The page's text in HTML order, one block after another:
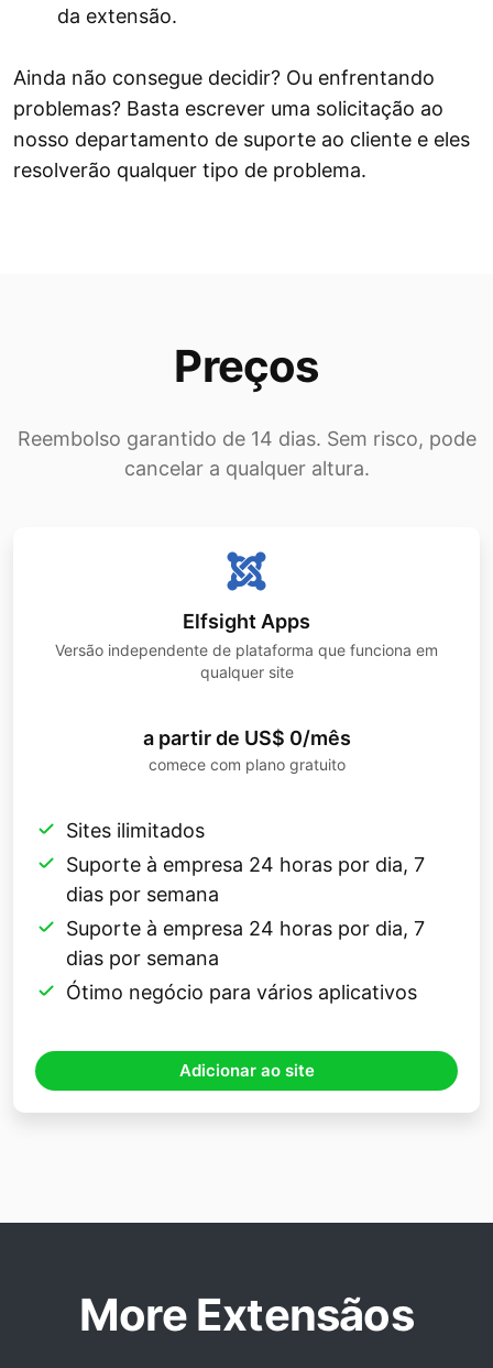
da extensão.
Ainda não consegue decidir? Ou enfrentando
problemas? Basta escrever uma solicitação ao
nosso departamento de suporte ao cliente e eles
resolverão qualquer tipo de problema.
Preços
Reembolso garantido de 14 dias. Sem risco, pode
cancelar a qualquer altura.
Elfsight Apps
Versão independente de plataforma que funciona em
qualquer site
a partir de US$ 0/mês
comece com plano gratuito
Sites ilimitados
Suporte à empresa 24 horas por dia, 7
dias por semana
Suporte à empresa 24 horas por dia, 7
dias por semana
Ótimo negócio para vários aplicativos
Adicionar ao site
More Extensãos